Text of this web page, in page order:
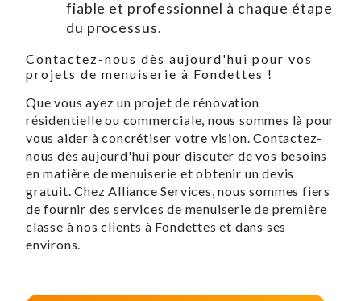
fiable et professionnel à chaque étape
du processus.
Contactez-nous dès aujourd'hui pour vos
projets de menuiserie à Fondettes !
Que vous ayez un projet de rénovation
résidentielle ou commerciale, nous sommes là pour
vous aider à concrétiser votre vision. Contactez-
nous dès aujourd'hui pour discuter de vos besoins
en matière de menuiserie et obtenir un devis
gratuit. Chez Alliance Services, nous sommes fiers
de fournir des services de menuiserie de première
classe à nos clients à Fondettes et dans ses
environs.